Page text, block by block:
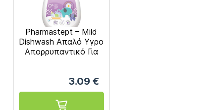
Pharmastept – Mild
Dishwash Απαλό Υγρο
Απορρυπαντικό Για
3.09 €